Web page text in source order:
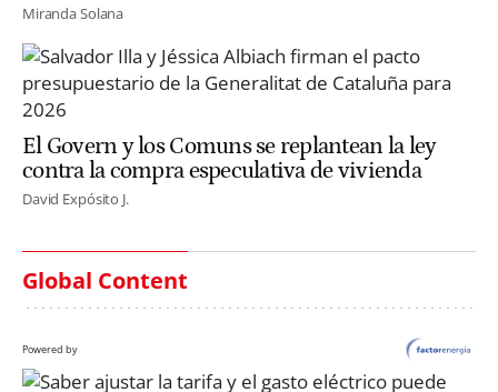
Miranda Solana
El Govern y los Comuns se replantean la ley
contra la compra especulativa de vivienda
David Expósito J.
Global Content
Powered by